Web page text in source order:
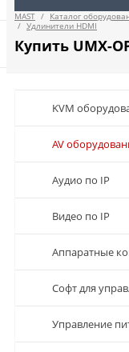
MAST / Каталог
/ Удлинители HDMI
Купить UMX-
KVM
AV
Аудио по IP
Видео по IP
Аппаратные
Софт для
Управление